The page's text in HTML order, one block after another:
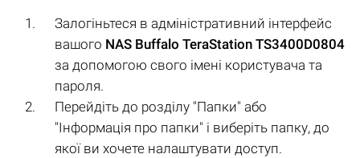
Залогіньтеся в адміністративний інтерфейс
вашого NAS Buffalo TeraStation TS3400D0804
за допомогою свого імені користувача та
пароля.
Перейдіть до розділу "Папки" або
"Інформація про папки" і виберіть папку, до
якої ви хочете налаштувати доступ.